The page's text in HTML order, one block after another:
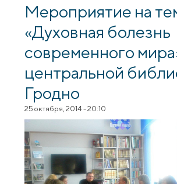
Мероприятие на
«Духовная болезнь
современного
центральной
Гродно
25 октября, 2014 - 20:10